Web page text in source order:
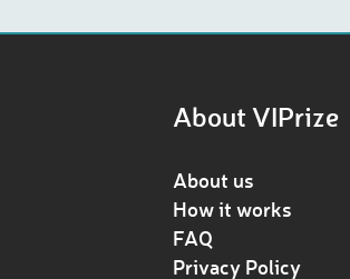
About VIPrize
About us
How it works
FAQ
Privacy Policy